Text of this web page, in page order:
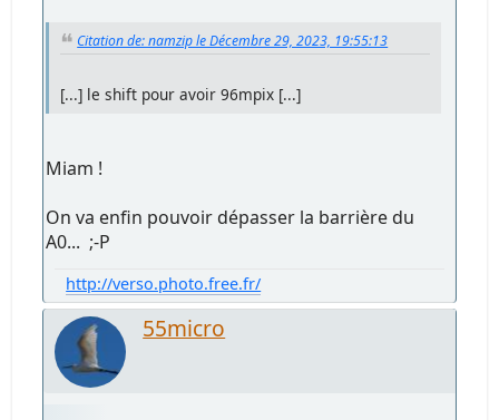
Citation de: namzip le Décembre 29, 2023, 19:55:13
[...] le shift pour avoir 96mpix [...]
Miam !
On va enfin pouvoir dépasser la barrière du
A0... ;-P
http://verso.photo.free.fr/
55micro